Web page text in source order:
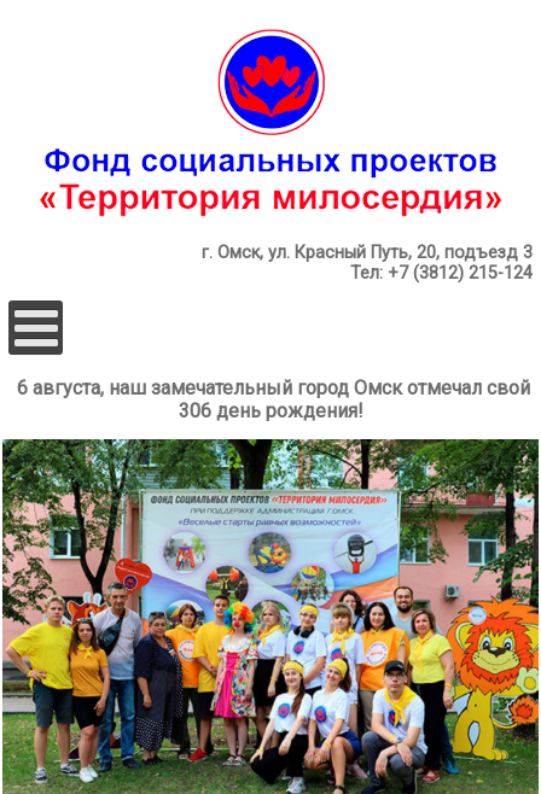
г. Омск, ул. Красный Путь, 20, подъезд 3
Тел: +7 (3812) 215-124
6 августа, наш замечательный город Омск отмечал свой
306 день рождения!